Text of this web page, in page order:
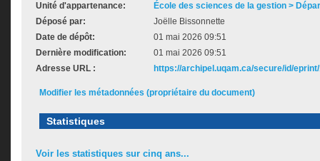
Unité d'appartenance:
École des sciences de la gestion >
Déposé par:
Joëlle Bissonnette
Date de dépôt:
01 mai 2026 09:51
Dernière modification:
01 mai 2026 09:51
Adresse URL :
https://archipel.uqam.ca/secure/id/
Modifier les métadonnées (propriétaire du document)
Statistiques
Voir les statistiques sur cinq ans...